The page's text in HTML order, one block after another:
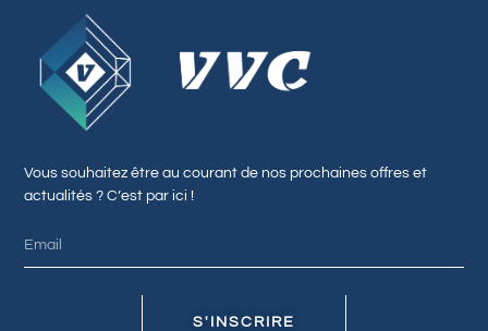
Vous souhaitez être au courant de nos prochaines offres et
actualités ? C’est par ici !
S'INSCRIRE